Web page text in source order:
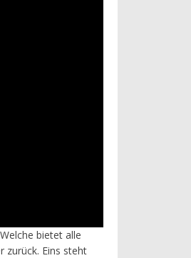
bietet alle
zurück. Eins steht